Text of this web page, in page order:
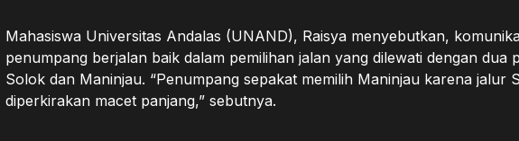
Mahasiswa Universitas Andalas (UNAND), Raisya menyebutkan,
penumpang berjalan baik dalam pemilihan jalan yang dilewati dengan dua
Solok dan Maninjau. “Penumpang sepakat memilih Maninjau karena jalur
diperkirakan macet panjang,” sebutnya.